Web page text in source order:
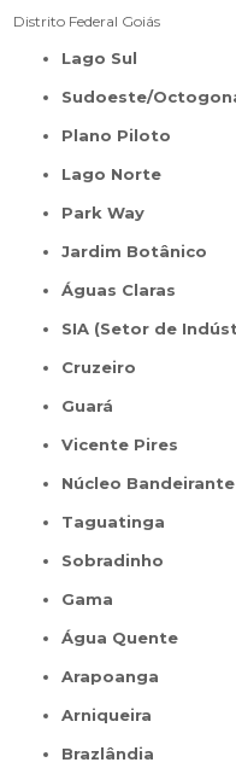
Distrito Federal Goiás
Lago Sul
Sudoeste/
Plano Piloto
Lago Norte
Park Way
Jardim Botânico
Águas Claras
SIA (Setor de
Cruzeiro
Guará
Vicente Pires
Núcleo Bandeirante
Taguatinga
Sobradinho
Gama
Água Quente
Arapoanga
Arniqueira
Brazlândia